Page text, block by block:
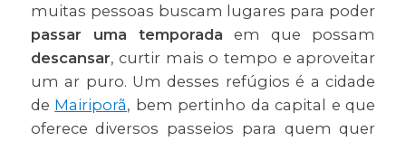
muitas pessoas buscam lugares para poder
passar uma temporada em que possam
descansar, curtir mais o tempo e aproveitar
um ar puro. Um desses refúgios é a cidade
de Mairiporã, bem pertinho da capital e que
oferece diversos passeios para quem quer